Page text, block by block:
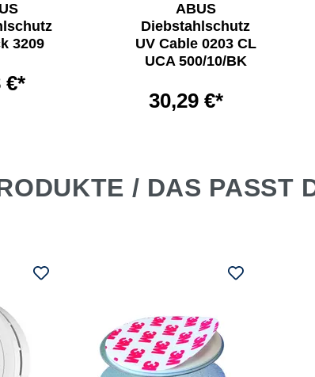
3209
€*
ABUS
Diebstahlschutz
UV Cable 0203 CL
UCA 500/10/BK
30,29 €*
/ DAS PASST